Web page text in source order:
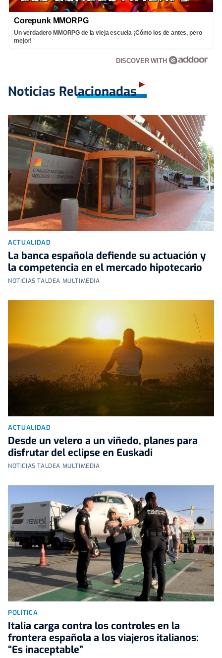
Corepunk MMORPG
Un verdadero MMORPG de la vieja escuela ¡Cómo los de antes, pero
mejor!
DISCOVER WITH
Noticias Relacionadas
ACTUALIDAD
La banca española defiende su actuación y
la competencia en el mercado hipotecario
NOTICIAS TALDEA MULTIMEDIA
ACTUALIDAD
Desde un velero a un viñedo, planes para
disfrutar del eclipse en Euskadi
NOTICIAS TALDEA MULTIMEDIA
POLÍTICA
Italia carga contra los controles en la
frontera española a los viajeros italianos:
“Es inaceptable”